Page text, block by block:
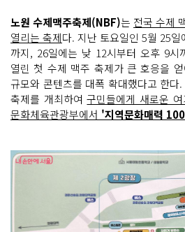
노원 수제맥주축제(NBF)는 전국 수제
열리는 축제다. 지난 토요일인 5월 25
까지, 26일에는 낮 12시부터 오후 9시
열린 첫 수제 맥주 축제가 큰 호응을
규모와 콘텐츠를 대폭 확대했다고 한다
축제를 개최하여구민들에게 새로운
문화체육관광부에서 '지역문화매력